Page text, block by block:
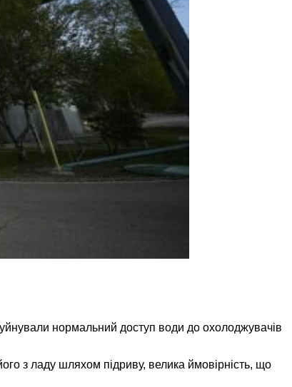
нормальний доступ води до охолоджувачів
з ладу шляхом підриву, велика ймовірність, що